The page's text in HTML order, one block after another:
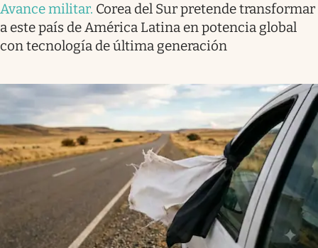
Avance militar. Corea del Sur pretende transformar
a este país de América Latina en potencia global
con tecnología de última generación